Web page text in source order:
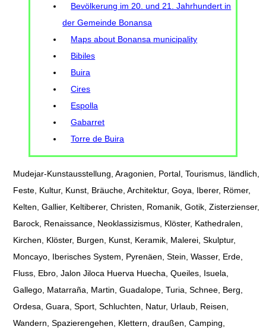
Bevölkerung im 20. und 21. Jahrhundert in
der Gemeinde Bonansa
Maps about Bonansa municipality
Bibiles
Buira
Cires
Espolla
Gabarret
Torre de Buira
Mudejar-Kunstausstellung, Aragonien, Portal, Tourismus, ländlich,
Feste, Kultur, Kunst, Bräuche, Architektur, Goya, Iberer, Römer,
Kelten, Gallier, Keltiberer, Christen, Romanik, Gotik, Zisterzienser,
Barock, Renaissance, Neoklassizismus, Klöster, Kathedralen,
Kirchen, Klöster, Burgen, Kunst, Keramik, Malerei, Skulptur,
Moncayo, Iberisches System, Pyrenäen, Stein, Wasser, Erde,
Fluss, Ebro, Jalon Jiloca Huerva Huecha, Queiles, Isuela,
Gallego, Matarraña, Martin, Guadalope, Turia, Schnee, Berg,
Ordesa, Guara, Sport, Schluchten, Natur, Urlaub, Reisen,
Wandern, Spazierengehen, Klettern, draußen, Camping,